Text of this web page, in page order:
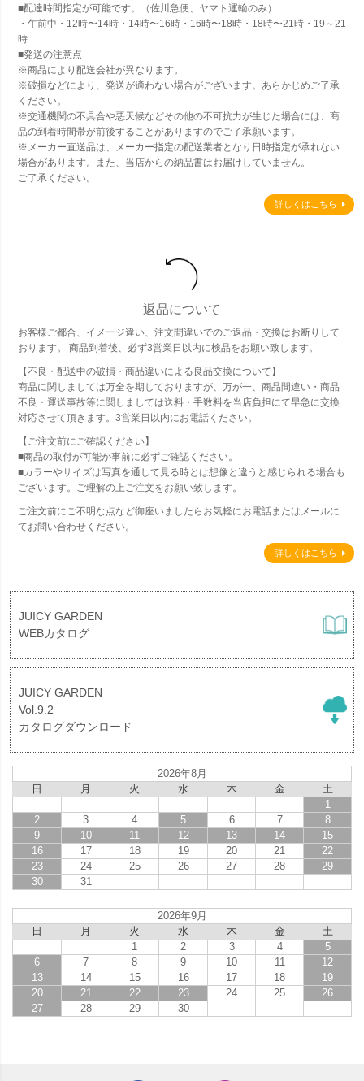
■配達時間指定が可能です。（佐川急便、ヤマト運輸のみ）
・午前中・12時〜14時・14時〜16時・16時〜18時・18時〜21時・19～21
時
■発送の注意点
※商品により配送会社が異なります。
※破損などにより、発送が適わない場合がございます。あらかじめご了承
ください。
※交通機関の不具合や悪天候などその他の不可抗力が生じた場合には、商
品の到着時間帯が前後することがありますのでご了承願います。
※メーカー直送品は、メーカー指定の配送業者となり日時指定が承れない
場合があります。また、当店からの納品書はお届けしていません。
ご了承ください。
詳しくはこちら
返品について
お客様ご都合、イメージ違い、注文間違いでのご返品・交換はお断りして
おります。 商品到着後、必ず3営業日以内に検品をお願い致します。
【不良・配送中の破損・商品違いによる良品交換について】
商品に関しましては万全を期しておりますが、万が一、商品間違い・商品
不良・運送事故等に関しましては送料・手数料を当店負担にて早急に交換
対応させて頂きます。3営業日以内にお電話ください。
【ご注文前にご確認ください】
■商品の取付が可能か事前に必ずご確認ください。
■カラーやサイズは写真を通して見る時とは想像と違うと感じられる場合も
ございます。ご理解の上ご注文をお願い致します。
ご注文前にご不明な点など御座いましたらお気軽にお電話またはメールに
てお問い合わせください。
詳しくはこちら
JUICY GARDEN
WEBカタログ
JUICY GARDEN
Vol.9.2
カタログダウンロード
2026年8月
日
月 火 水 木 金
土
1
2
3 4 5 6 7
8
9
10 11 12 13 14
15
16
17 18 19 20 21
22
23
24 25 26 27 28
29
30
31
2026年9月
日
月 火 水 木 金
土
1
2 3 4
5
6
7 8 9 10 11
12
13
14 15 16 17 18
19
20
21 22 23 24 25
26
27
28 29 30